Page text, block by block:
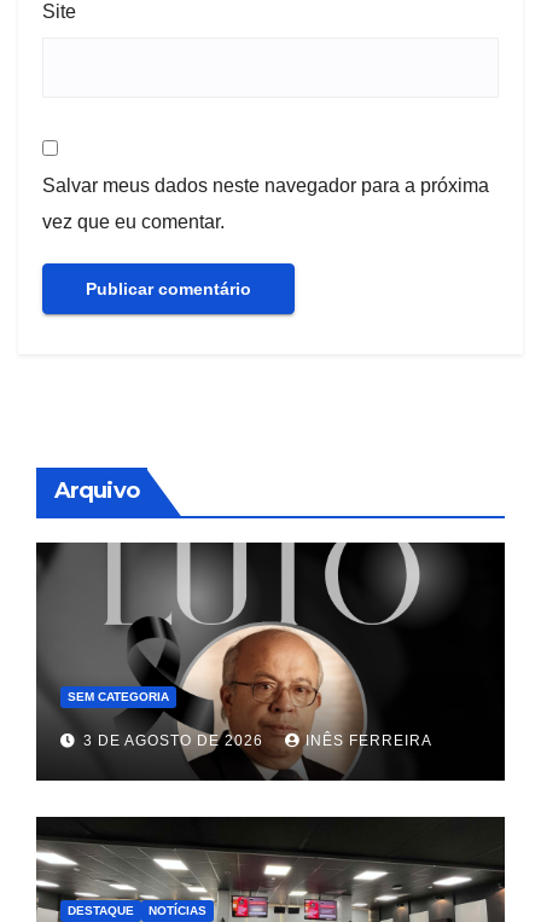
Site
Salvar meus dados neste navegador para a próxima
vez que eu comentar.
Arquivo
SEM CATEGORIA
3 DE AGOSTO DE 2026 INÊS FERREIRA
DESTAQUE NOTÍCIAS